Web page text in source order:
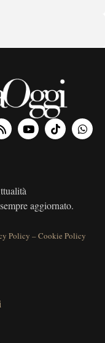
aggiornato.
Policy –Cookie Policy